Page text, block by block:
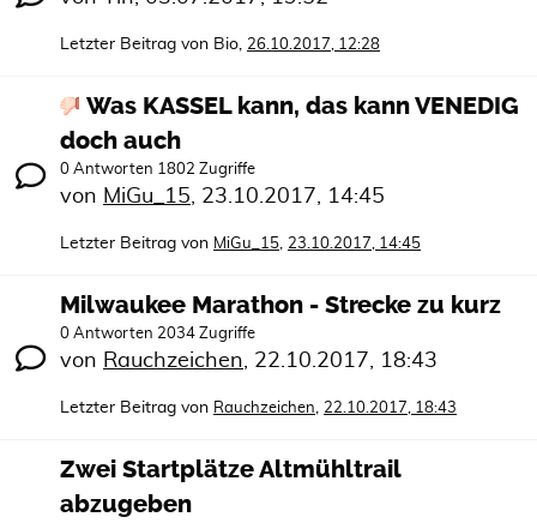
Letzter Beitrag von Bio 26.10.2017, 12:28
Was KASSEL kann, das kann VENEDIG
doch auch
0 Antworten 1802 Zugriffe
von MiGu_15 23.10.2017, 14:45
Letzter Beitrag von MiGu_15 23.10.2017, 14:45
Milwaukee Marathon - Strecke zu kurz
0 Antworten 2034 Zugriffe
von Rauchzeichen 22.10.2017, 18:43
Letzter Beitrag von Rauchzeichen 22.10.2017, 18:43
Zwei Startplätze Altmühltrail
abzugeben